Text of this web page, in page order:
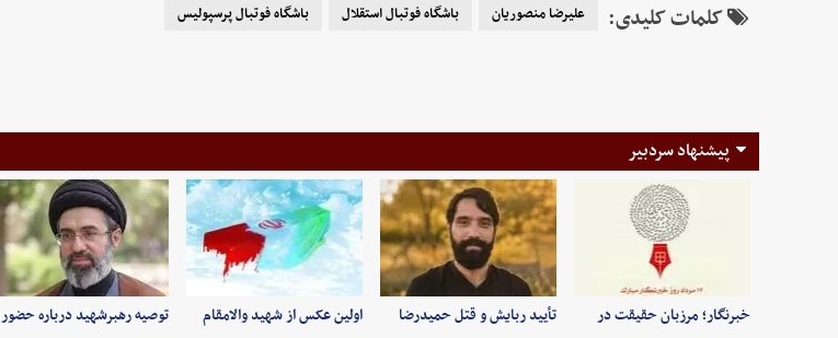
کلمات کلیدی: علیرضا منصوریان باشگاه فوتبال استقلال باشگاه فوتبال پرسپولیس
پیشنهاد سردبیر
خبرنگار؛ مرزبان حقیقت در
تأیید ربایش و قتل حمیدرضا
اولین عکس از شهید والامقام
توصیه رهبرشهید درباره حضور